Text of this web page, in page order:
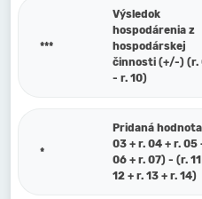
***
Výsledok
hospodárenia z
hospodárskej
činnosti (+/-) (r.
- r. 10)
*
Pridaná
03 + r. 04 + r. 05
06 + r. 07) - (r.
12 + r. 13 + r. 14)